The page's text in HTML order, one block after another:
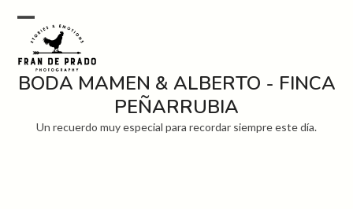
contentOpen
mobile
menu
Close
mobile
menu
BODA MAMEN & ALBERTO - FINCA
PEÑARRUBIA
Un recuerdo muy especial para recordar siempre este día.